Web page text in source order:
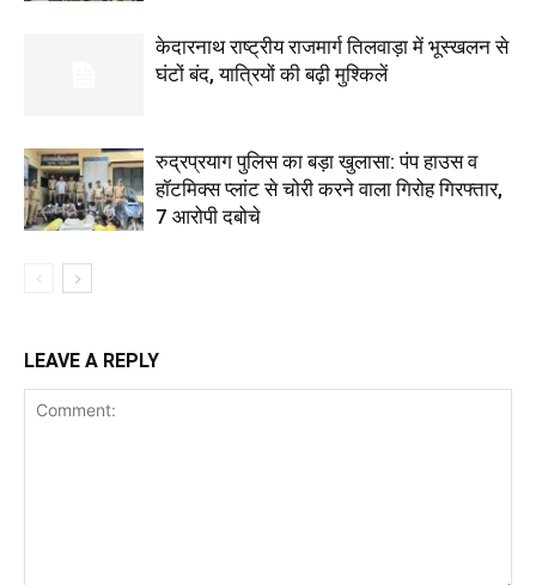
केदारनाथ राष्ट्रीय राजमार्ग तिलवाड़ा में भूस्खलन से
घंटों बंद, यात्रियों की बढ़ी मुश्किलें
रुद्रप्रयाग पुलिस का बड़ा खुलासा: पंप हाउस व
हॉटमिक्स प्लांट से चोरी करने वाला गिरोह गिरफ्तार,
7 आरोपी दबोचे
LEAVE A REPLY